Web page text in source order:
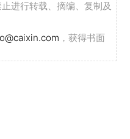
进行转载、摘编、复制及
，获得书面